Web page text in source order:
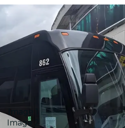
Image 1
Image 2